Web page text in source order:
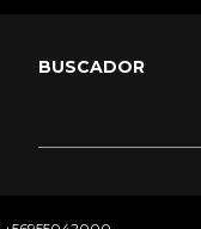
BUSCADOR